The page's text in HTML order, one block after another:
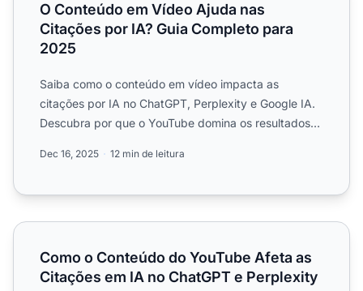
O Conteúdo em Vídeo Ajuda nas
Citações por IA? Guia Completo para
2025
Saiba como o conteúdo em vídeo impacta as
citações por IA no ChatGPT, Perplexity e Google IA.
Descubra por que o YouTube domina os resultados
Dec 16, 2025 12 min de leitura
Como o Conteúdo do YouTube Afeta as Citações em IA
Como o Conteúdo do YouTube Afeta as
Citações em IA no ChatGPT e Perplexity